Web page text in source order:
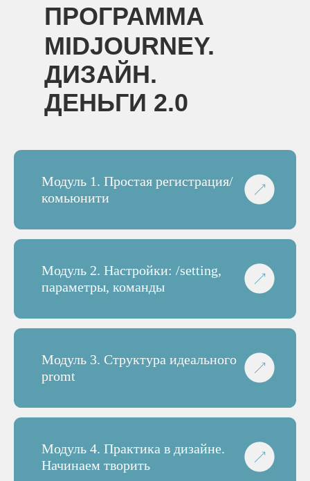
ПРОГРАММА
MIDJOURNEY.
ДИЗАЙН.
ДЕНЬГИ 2.0
Модуль 1. Простая регистрация/
комьюнити
Модуль 2. Настройки: /setting,
параметры, команды
Модуль 3. Структура идеального
promt
Модуль 4. Практика в дизайне.
Начинаем творить